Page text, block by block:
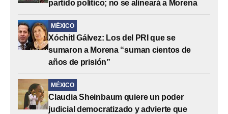
partido político; no se alineará a Morena
MÉXICO
Xóchitl Gálvez: Los del PRI que se
sumaron a Morena “suman cientos de
años de prisión”
MÉXICO
Claudia Sheinbaum quiere un poder
judicial democratizado y advierte que